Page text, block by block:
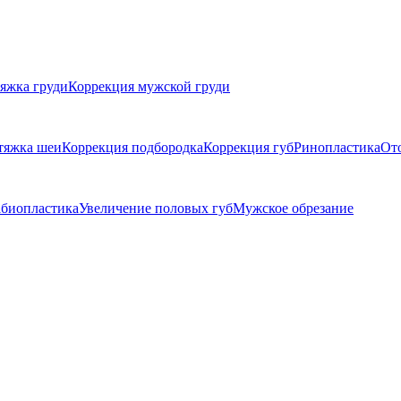
грудиКоррекция мужской груди
шеиКоррекция подбородкаКоррекция губРинопластика
Увеличение половых губМужское обрезание